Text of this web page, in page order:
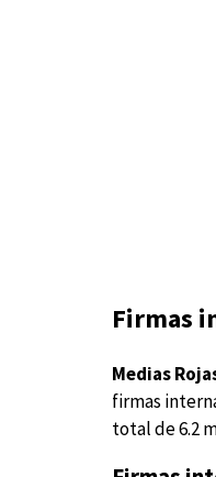
Firmas
Medias
firmas
total de 6.2